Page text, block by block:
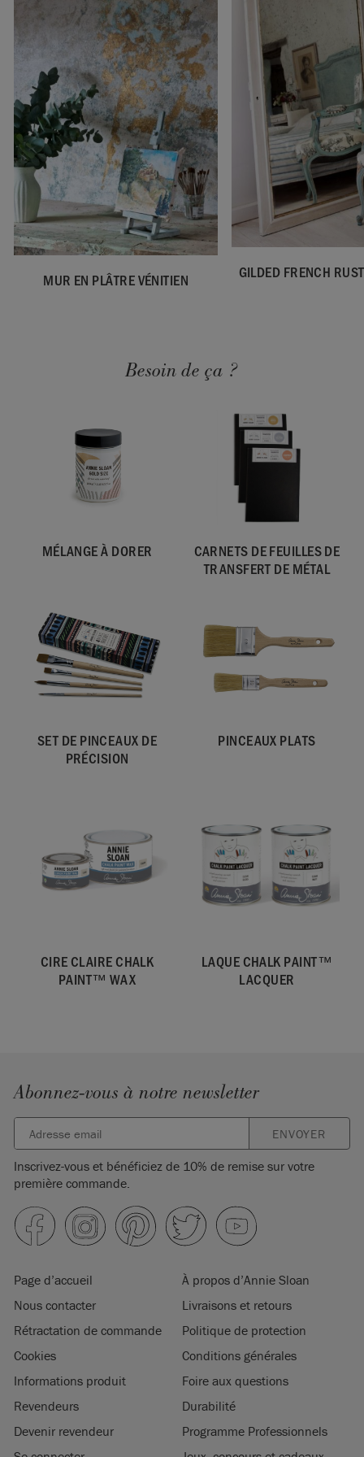
MUR EN PLÂTRE VÉNITIEN GILDED FRENCH
Besoin de ça ?
MÉLANGE À DORER
CARNETS DE FEUILLES DE
TRANSFERT DE MÉTAL
SET DE PINCEAUX DE
PRÉCISION
PINCEAUX PLATS
CIRE CLAIRE CHALK
PAINT™ WAX
LAQUE CHALK PAINT™
LACQUER
Abonnez-vous à notre newsletter
ENVOYER
Inscrivez-vous et bénéficiez de 10% de remise sur votre
première commande.
Page d’accueil
À propos d’Annie Sloan
Nous contacter
Livraisons et retours
Rétractation de commande
Politique de protection
Cookies
Conditions générales
Informations produit
Foire aux questions
Revendeurs
Durabilité
Devenir revendeur
Programme Professionnels